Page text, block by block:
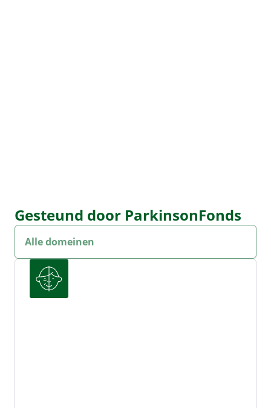
Gesteund door ParkinsonFonds
Onderzoek dropdown